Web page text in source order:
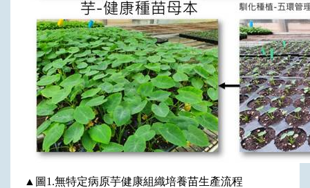
▲ 圖1.無特定病原芋健康組織培養苗生產流程